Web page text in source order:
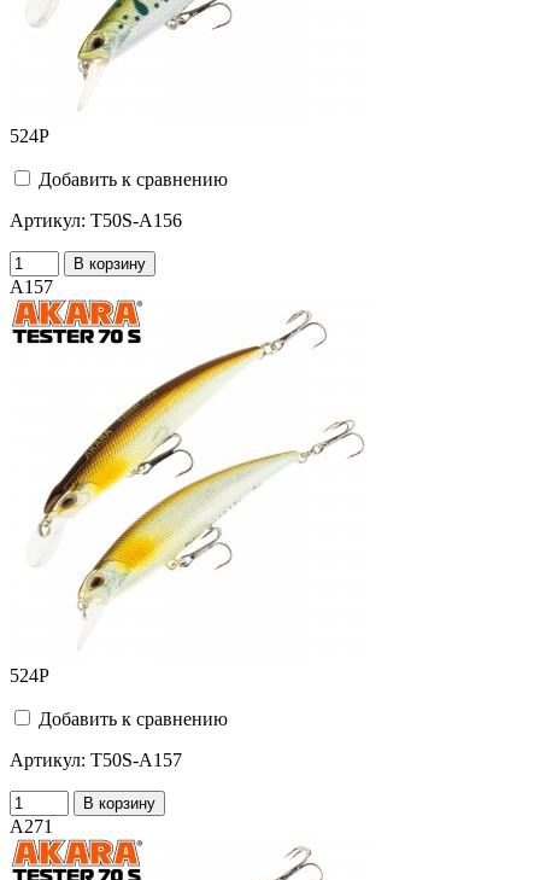
524Р
Добавить к сравнению
Артикул: T50S-A156
В корзину
A157
524Р
Добавить к сравнению
Артикул: T50S-A157
В корзину
A271